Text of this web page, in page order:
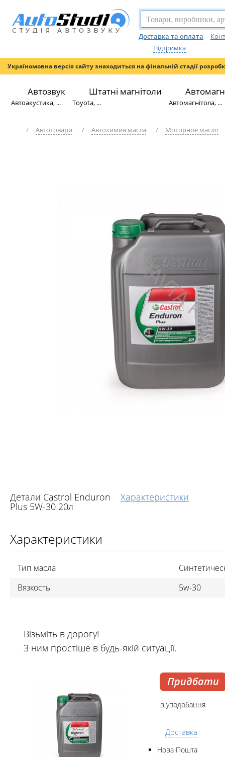
Доставка та оплата
Підтримка
Україномовна версія сайту знаходиться на фінальній стадії
Автозвук
Автоакустика, ...
Штатні магнітоли
Toyota, ... Автомагнітола, ...
/ Автотовари / Автохимия масла / Моторное масло
Детали Castrol Enduron
Plus 5W-30 20л
Характеристики
Характеристики
Тип масла
Вязкость
5w-30
Візьміть в дорогу!
З ним простіше в будь-якій ситуації.
Придбати
в уподобання
Доставка
Нова Пошта